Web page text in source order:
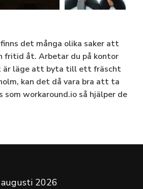
det många olika saker att
fritid åt. Arbetar du på kontor
är läge att byta till ett fräscht
, kan det då vara bra att ta
workaround.io så hjälper de
augusti 2026